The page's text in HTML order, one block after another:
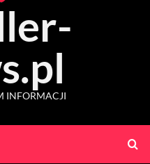
INFORMACJI